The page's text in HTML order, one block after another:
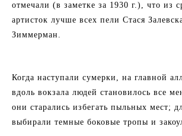
отмечали (в заметке за 1930 г.), что из
артисток лучше всех пели Стася
Зиммерман.
Когда наступали сумерки, на главной
вдоль вокзала людей становилось все
они старались избегать пыльных мест;
выбирали темные боковые тропы и